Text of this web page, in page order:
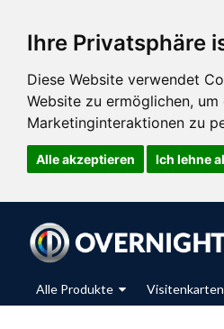
Ihre Privatsphäre
Diese Website verwendet
Website zu ermöglichen, um
Marketinginteraktionen zu
Alle akzeptieren Ich lehne
Alle Produkte Visitenkarten